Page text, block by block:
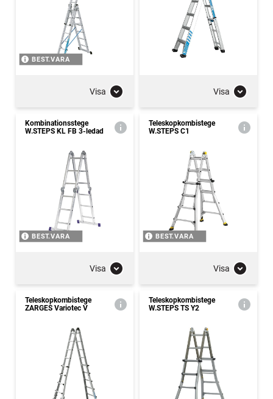
BEST.VARA
Visa Visa
Kombinationsstege
W.STEPS KL FB 3-ledad
BEST.VARA
Visa
Teleskopkombistege
W.STEPS C1
BEST.VARA
Visa
Teleskopkombistege
ZARGES Variotec V
Teleskopkombistege
W.STEPS TS Y2